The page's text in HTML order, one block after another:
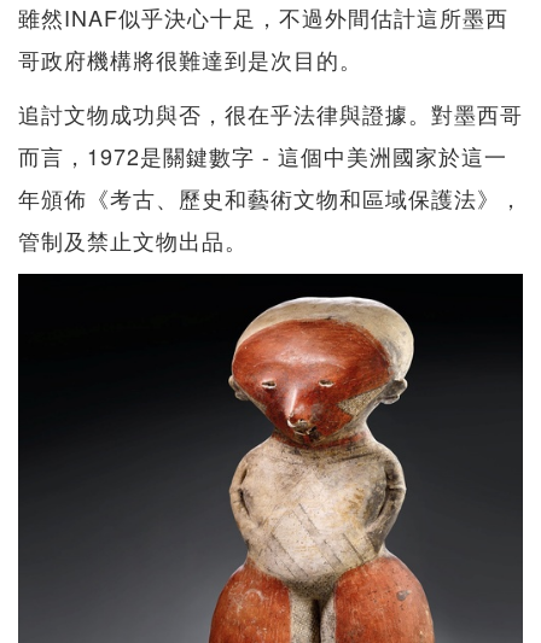
雖然INAF似乎決心十足，不過外間估計這所墨西
哥政府機構將很難達到是次目的。
追討文物成功與否，很在乎法律與證據。對墨西哥
而言，1972是關鍵數字 - 這個中美洲國家於這一
年頒佈《考古、歷史和藝術文物和區域保護法》，
管制及禁止文物出品。